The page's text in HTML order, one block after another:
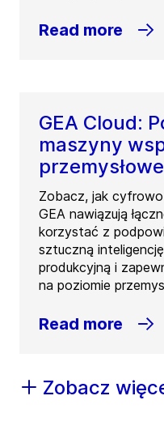
Read more
GEA Cloud:
maszyny
Zobacz, jak
GEA nawiązują
korzystać z
sztuczną
produkcyjną i
na poziomie
Read more
Zobacz